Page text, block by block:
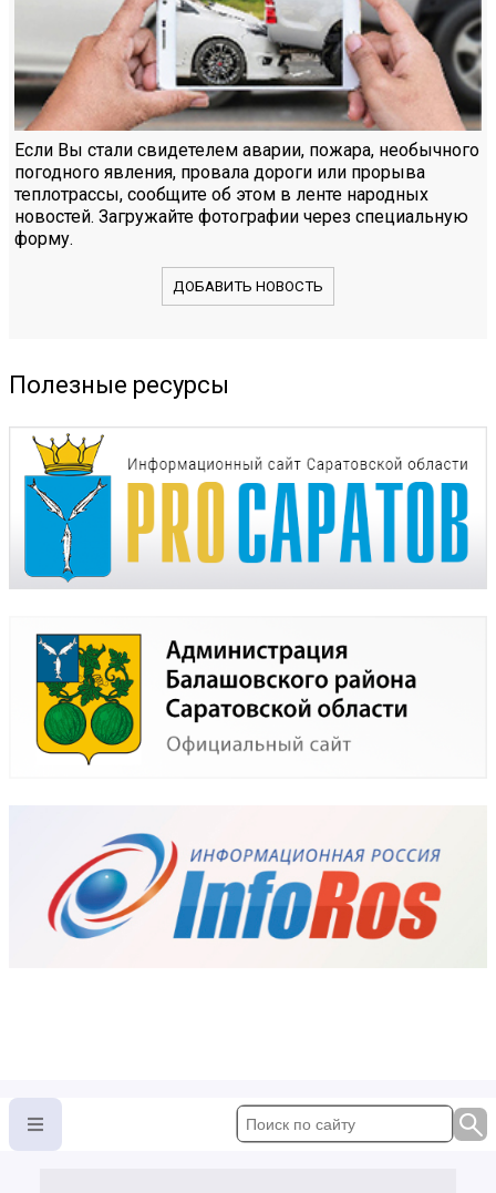
Если Вы стали свидетелем аварии, пожара, необычного
погодного явления, провала дороги или прорыва
теплотрассы, сообщите об этом в ленте народных
новостей. Загружайте фотографии через специальную
форму.
ДОБАВИТЬ НОВОСТЬ
Полезные ресурсы